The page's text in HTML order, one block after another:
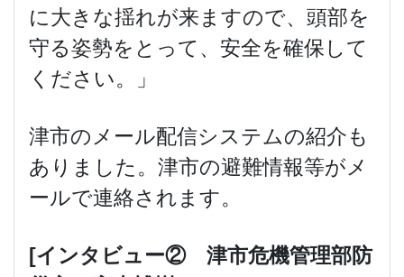
に大きな揺れが来ますので、頭部を
守る姿勢をとって、安全を確保して
ください。」
津市のメール配信システムの紹介も
ありました。津市の避難情報等がメ
ールで連絡されます。
[インタビュー②津市危機管理部防